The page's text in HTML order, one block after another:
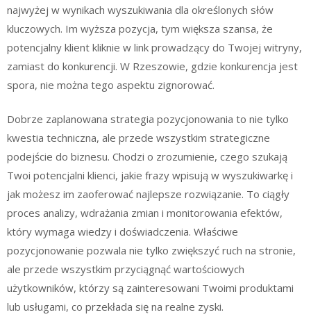
najwyżej w wynikach wyszukiwania dla określonych słów
kluczowych. Im wyższa pozycja, tym większa szansa, że
potencjalny klient kliknie w link prowadzący do Twojej witryny,
zamiast do konkurencji. W Rzeszowie, gdzie konkurencja jest
spora, nie można tego aspektu zignorować.
Dobrze zaplanowana strategia pozycjonowania to nie tylko
kwestia techniczna, ale przede wszystkim strategiczne
podejście do biznesu. Chodzi o zrozumienie, czego szukają
Twoi potencjalni klienci, jakie frazy wpisują w wyszukiwarkę i
jak możesz im zaoferować najlepsze rozwiązanie. To ciągły
proces analizy, wdrażania zmian i monitorowania efektów,
który wymaga wiedzy i doświadczenia. Właściwe
pozycjonowanie pozwala nie tylko zwiększyć ruch na stronie,
ale przede wszystkim przyciągnąć wartościowych
użytkowników, którzy są zainteresowani Twoimi produktami
lub usługami, co przekłada się na realne zyski.